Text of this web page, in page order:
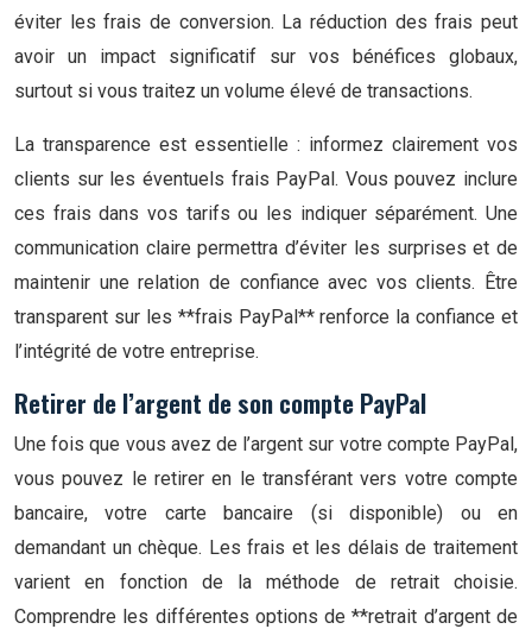
éviter les frais de conversion. La réduction des frais peut
avoir un impact significatif sur vos bénéfices globaux,
surtout si vous traitez un volume élevé de transactions.
La transparence est essentielle : informez clairement vos
clients sur les éventuels frais PayPal. Vous pouvez inclure
ces frais dans vos tarifs ou les indiquer séparément. Une
communication claire permettra d’éviter les surprises et de
maintenir une relation de confiance avec vos clients. Être
transparent sur les **frais PayPal** renforce la confiance et
l’intégrité de votre entreprise.
Retirer de l’argent de son compte PayPal
Une fois que vous avez de l’argent sur votre compte PayPal,
vous pouvez le retirer en le transférant vers votre compte
bancaire, votre carte bancaire (si disponible) ou en
demandant un chèque. Les frais et les délais de traitement
varient en fonction de la méthode de retrait choisie.
Comprendre les différentes options de **retrait d’argent de